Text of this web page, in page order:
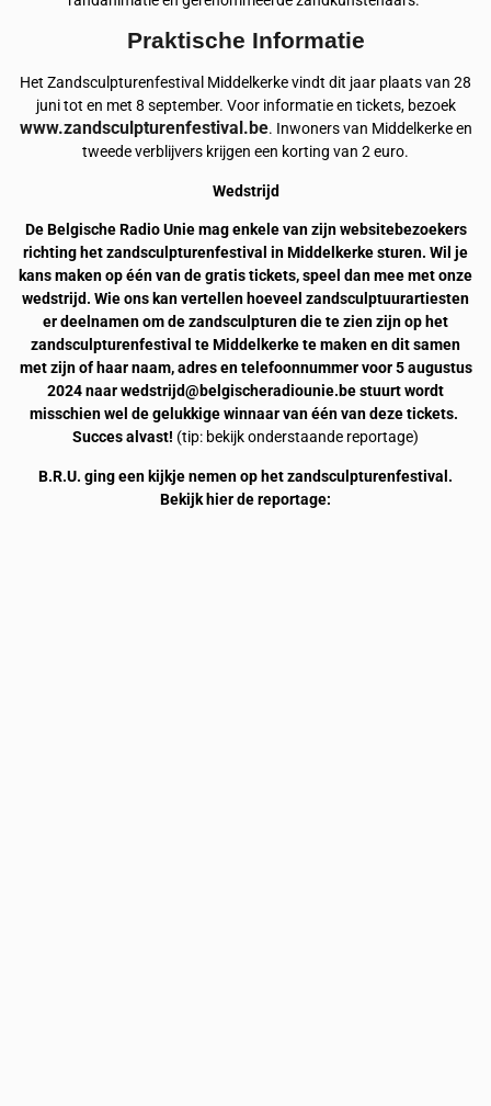
Praktische Informatie
Het Zandsculpturenfestival Middelkerke vindt dit jaar plaats van 28
juni tot en met 8 september. Voor informatie en tickets, bezoek
www.zandsculpturenfestival.be. Inwoners van Middelkerke en
tweede verblijvers krijgen een korting van 2 euro.
Wedstrijd
De Belgische Radio Unie mag enkele van zijn websitebezoekers
richting het zandsculpturenfestival in Middelkerke sturen. Wil je
kans maken op één van de gratis tickets, speel dan mee met onze
wedstrijd. Wie ons kan vertellen hoeveel zandsculptuurartiesten
er deelnamen om de zandsculpturen die te zien zijn op het
zandsculpturenfestival te Middelkerke te maken en dit samen
met zijn of haar naam, adres en telefoonnummer voor 5 augustus
2024 naar wedstrijd@belgischeradiounie.be stuurt wordt
misschien wel de gelukkige winnaar van één van deze tickets.
Succes alvast! (tip: bekijk onderstaande reportage)
B.R.U. ging een kijkje nemen op het zandsculpturenfestival.
Bekijk hier de reportage: